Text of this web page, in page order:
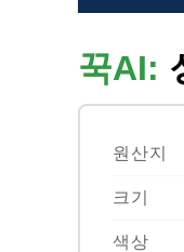
꾹AI:
원산지
크기
색상